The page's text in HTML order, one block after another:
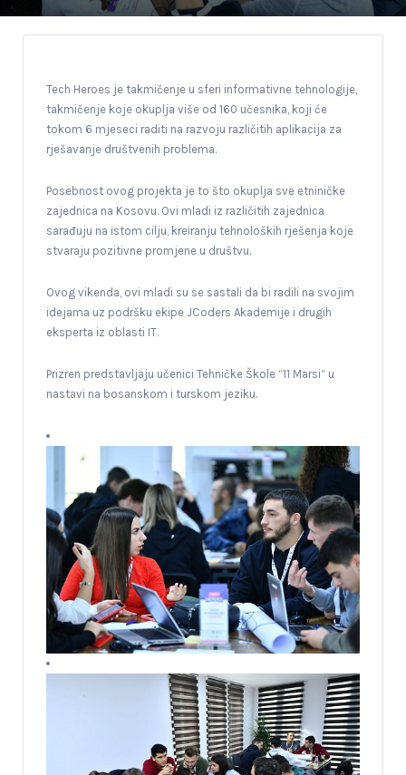
Tech Heroes je takmičenje u sferi informativne tehnologije,
takmičenje koje okuplja više od 160 učesnika, koji će
tokom 6 mjeseci raditi na razvoju različitih aplikacija za
rješavanje društvenih problema.
Posebnost ovog projekta je to što okuplja sve etniničke
zajednica na Kosovu. Ovi mladi iz različitih zajednica
sarađuju na istom cilju, kreiranju tehnoloških rješenja koje
stvaraju pozitivne promjene u društvu.
Ovog vikenda, ovi mladi su se sastali da bi radili na svojim
idejama uz podršku ekipe JCoders Akademije i drugih
eksperta iz oblasti IT.
Prizren predstavljaju učenici Tehničke Škole “11 Marsi” u
nastavi na bosanskom i turskom jeziku.